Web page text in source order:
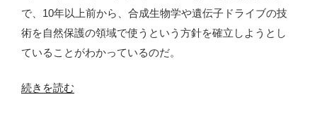
で、10年以上前から、合成生物学や遺伝子ドライブの技
術を自然保護の領域で使うという方針を確立しようとし
ていることがわかっているのだ。
“自
続きを読む